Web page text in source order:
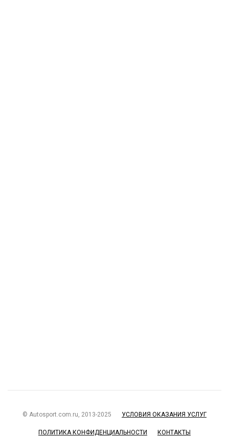
© Autosport.com.ru, 2013-2025 УСЛОВИЯ ОКАЗАНИЯ УСЛУГ
ПОЛИТИКА КОНФИДЕНЦИАЛЬНОСТИ КОНТАКТЫ